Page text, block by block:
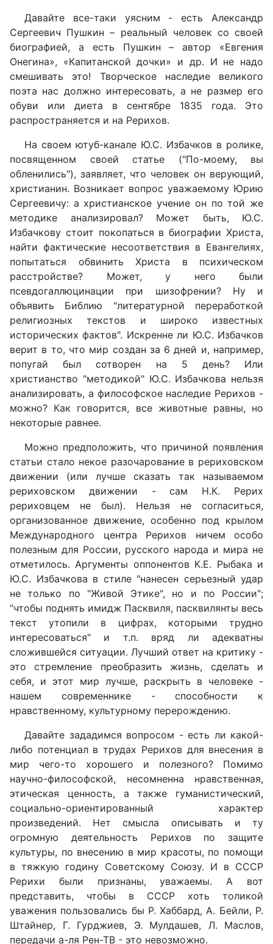
Давайте все-таки уясним - есть Александр
Сергеевич Пушкин – реальный человек со своей
биографией, а есть Пушкин – автор «Евгения
Онегина», «Капитанской дочки» и др. И не надо
смешивать это! Творческое наследие великого
поэта нас должно интересовать, а не размер его
обуви или диета в сентябре 1835 года. Это
распространяется и на Рерихов.
На своем ютуб-канале Ю.С. Избачков в ролике,
посвященном своей статье ("По-моему, вы
обленились"), заявляет, что человек он верующий,
христианин. Возникает вопрос уважаемому Юрию
Сергеевичу: а христианское учение он по той же
методике анализировал? Может быть, Ю.С.
Избачкову стоит покопаться в биографии Христа,
найти фактические несоответствия в Евангелиях,
попытаться обвинить Христа в психическом
расстройстве? Может, у него были
псевдогаллюцинации при шизофрении? Ну и
объявить Библию "литературной переработкой
религиозных текстов и широко известных
исторических фактов". Искренне ли Ю.С. Избачков
верит в то, что мир создан за 6 дней и, например,
попугай был сотворен на 5 день? Или
христианство "методикой" Ю.С. Избачкова нельзя
анализировать, а философское наследие Рерихов -
можно? Как говорится, все животные равны, но
некоторые равнее.
Можно предположить, что причиной появления
статьи стало некое разочарование в рериховском
движении (или лучше сказать так называемом
рериховском движении - сам Н.К. Рерих
рериховцем не был). Нельзя не согласиться,
организованное движение, особенно под крылом
Международного центра Рерихов ничем особо
полезным для России, русского народа и мира не
отметилось. Аргументы оппонентов К.Е. Рыбака и
Ю.С. Избачкова в стиле "нанесен серьезный удар
не только по "Живой Этике", но и по России";
"чтобы поднять имидж Пасквиля, пасквилянты весь
текст утопили в цифрах, которыми трудно
интересоваться" и т.п. вряд ли адекватны
сложившейся ситуации. Лучший ответ на критику -
это стремление преобразить жизнь, сделать и
себя, и этот мир лучше, раскрыть в человеке -
нашем современнике - способности к
нравственному, культурному перерождению.
Давайте зададимся вопросом - есть ли какой-
либо потенциал в трудах Рерихов для внесения в
мир чего-то хорошего и полезного? Помимо
научно-философской, несомненна нравственная,
этическая ценность, а также гуманистический,
социально-ориентированный характер
произведений. Нет смысла описывать и ту
огромную деятельность Рерихов по защите
культуры, по внесению в мир красоты, по помощи
в тяжкую годину Советскому Союзу. И в СССР
Рерихи были признаны, уважаемы. А вот
представить, чтобы в СССР хоть толикой
уважения пользовались бы Р. Хаббард, А. Бейли, Р.
Штайнер, Г. Гурджиев, Э. Мулдашев, Л. Маслов,
передачи а-ля Рен-ТВ - это невозможно.